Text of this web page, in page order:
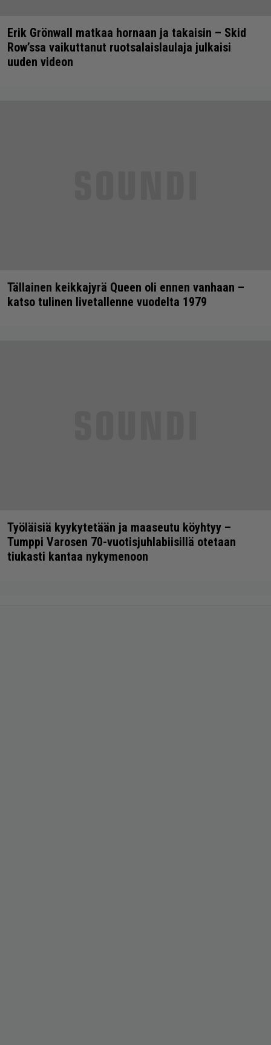
Erik Grönwall matkaa hornaan ja takaisin – Skid
Row’ssa vaikuttanut ruotsalaislaulaja julkaisi
uuden videon
Tällainen keikkajyrä Queen oli ennen vanhaan –
katso tulinen livetallenne vuodelta 1979
Työläisiä kyykytetään ja maaseutu köyhtyy –
Tumppi Varosen 70-vuotisjuhlabiisillä otetaan
tiukasti kantaa nykymenoon